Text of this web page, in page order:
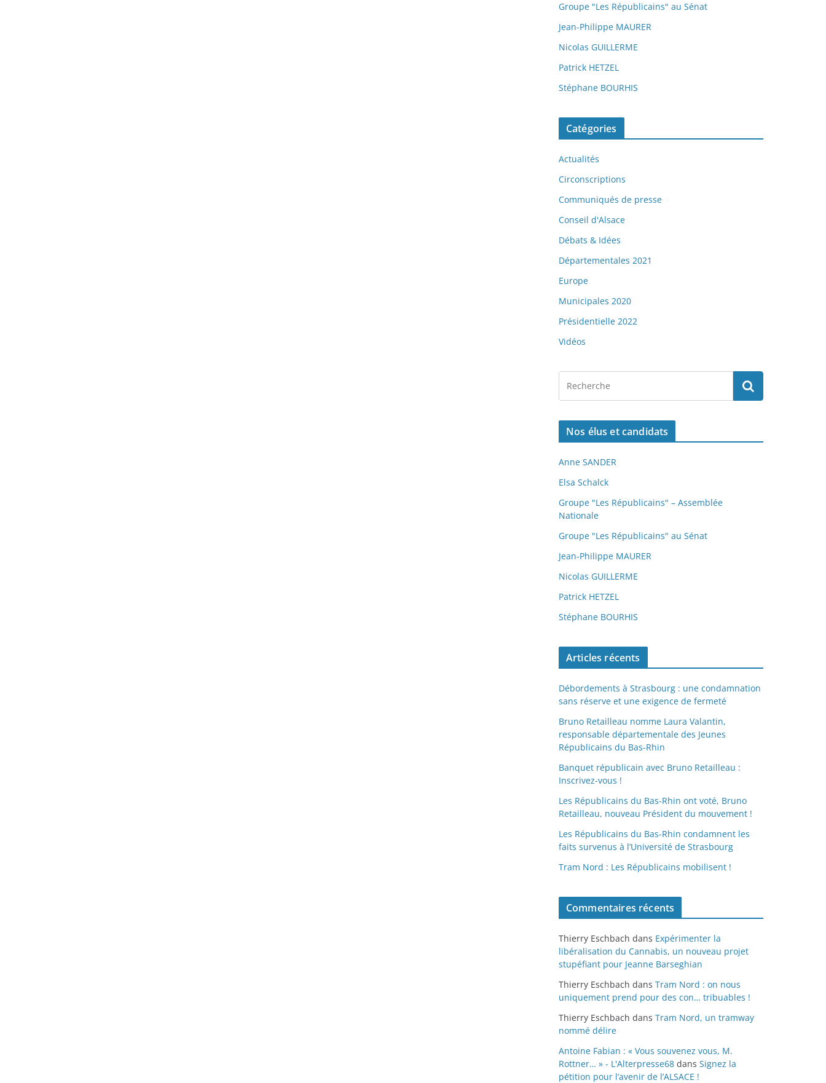
Groupe "Les Républicains" au Sénat
Jean-Philippe MAURER
Nicolas GUILLERME
Patrick HETZEL
Stéphane BOURHIS
Catégories
Actualités
Circonscriptions
Communiqués de presse
Conseil d'Alsace
Débats & Idées
Départementales 2021
Europe
Municipales 2020
Présidentielle 2022
Vidéos
Nos élus et candidats
Anne SANDER
Elsa Schalck
Groupe "Les Républicains" – Assemblée
Nationale
Groupe "Les Républicains" au Sénat
Jean-Philippe MAURER
Nicolas GUILLERME
Patrick HETZEL
Stéphane BOURHIS
Articles récents
Débordements à Strasbourg : une condamnation
sans réserve et une exigence de fermeté
Bruno Retailleau nomme Laura Valantin,
responsable départementale des Jeunes
Républicains du Bas-Rhin
Banquet républicain avec Bruno Retailleau :
Inscrivez-vous !
Les Républicains du Bas-Rhin ont voté, Bruno
Retailleau, nouveau Président du mouvement !
Les Républicains du Bas-Rhin condamnent les
faits survenus à l’Université de Strasbourg
Tram Nord : Les Républicains mobilisent !
Commentaires récents
Thierry Eschbach dans Expérimenter la
libéralisation du Cannabis, un nouveau projet
stupéfiant pour Jeanne Barseghian
Thierry Eschbach dans Tram Nord : on nous
uniquement prend pour des con… tribuables !
Thierry Eschbach dans Tram Nord, un tramway
nommé délire
Antoine Fabian : « Vous souvenez vous, M.
Rottner… » - L'Alterpresse68 dans Signez la
pétition pour l’avenir de l’ALSACE !